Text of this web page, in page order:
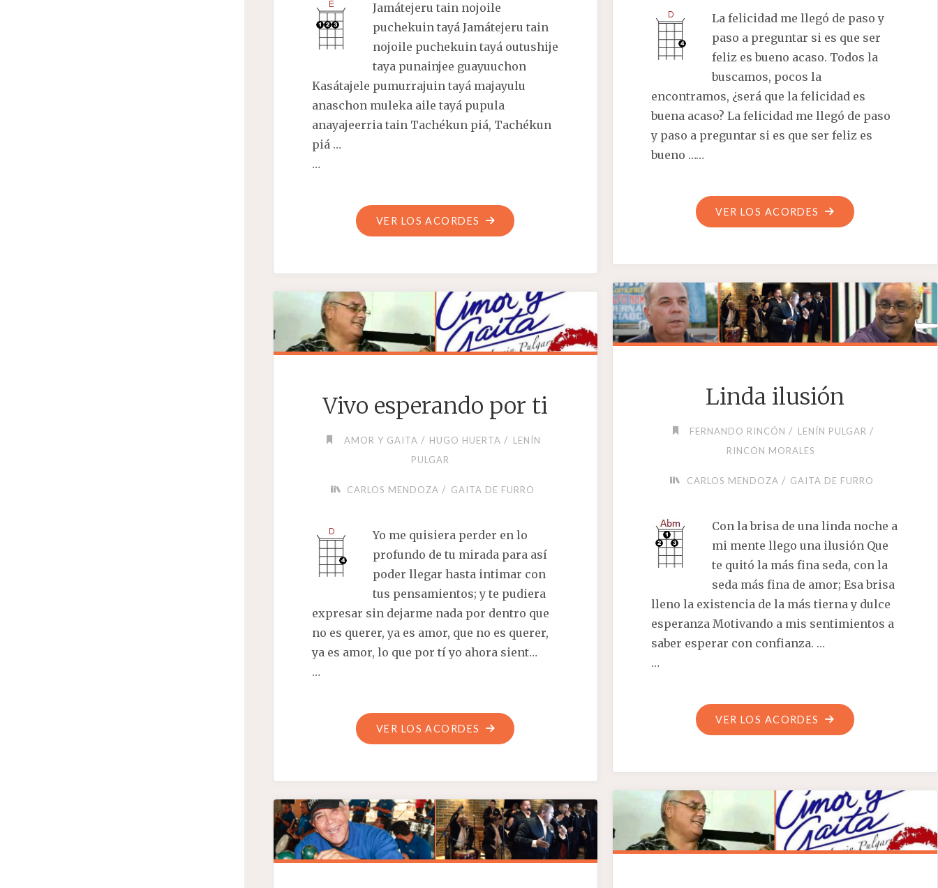
La felicidad me llegó de paso y
paso a preguntar si es que ser
feliz es bueno acaso. Todos la
buscamos, pocos la
encontramos, ¿será que la felicidad es
buena acaso? La felicidad me llegó de paso
y paso a preguntar si es que ser feliz es
bueno ……
VER LOS ACORDES
"LA
FELICIDAD
DE
PASO"
Jamátejeru tain nojoile
puchekuin tayá Jamátejeru tain
nojoile puchekuin tayá outushije
taya punainjee guayuuchon
Kasátajele pumurrajuin tayá majayulu
anaschon muleka aile tayá pupula
anayajeerria tain Tachékun piá, Tachékun
piá …
…
VER LOS ACORDES "TACHÉKUN
PIÁ"
Linda ilusión
FERNANDO RINCÓN / LENÍN PULGAR /
RINCÓN MORALES
CARLOS MENDOZA / GAITA DE FURRO
Con la brisa de una linda noche a
mi mente llego una ilusión Que
te quitó la más fina seda, con la
seda más fina de amor; Esa brisa
lleno la existencia de la más tierna y dulce
esperanza Motivando a mis sentimientos a
saber esperar con confianza. …
…
VER LOS ACORDES
"LINDA
ILUSIÓN"
Vivo esperando por ti
AMOR Y GAITA / HUGO HUERTA / LENÍN
PULGAR
CARLOS MENDOZA / GAITA DE FURRO
Yo me quisiera perder en lo
profundo de tu mirada para así
poder llegar hasta intimar con
tus pensamientos; y te pudiera
expresar sin dejarme nada por dentro que
no es querer, ya es amor, que no es querer,
ya es amor, lo que por tí yo ahora sient…
…
VER LOS ACORDES "VIVO
ESPERANDO